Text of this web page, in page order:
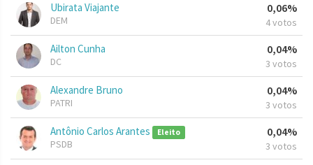
Ubirata Viajante
DEM
0,06%
4 votos
Ailton Cunha
DC
0,04%
3 votos
Alexandre Bruno
PATRI
0,04%
3 votos
Antônio Carlos Arantes Eleito
PSDB
0,04%
3 votos